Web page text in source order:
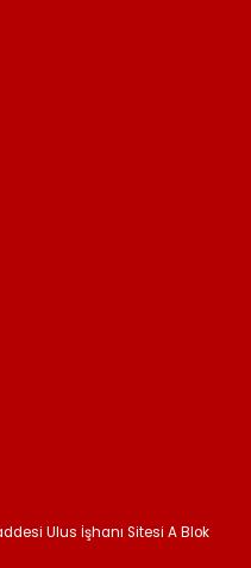
Ulus İşhanı Sitesi A Blok